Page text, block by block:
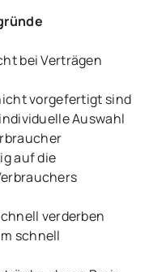
bei Verträgen
vorgefertigt sind
Auswahl
auf die
verderben
schnell